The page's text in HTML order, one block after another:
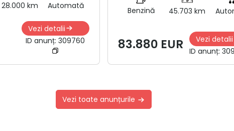
28.000 km Automată
Vezi detalii
ID anunț:309760
Benzină 45.703 km
83.880 EUR
Vezi detalii
ID anunț:
Vezi toate anunțurile